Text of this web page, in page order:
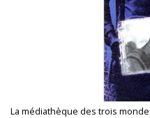
La médiathèque des trois